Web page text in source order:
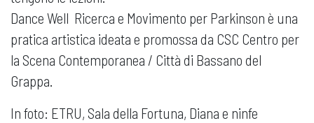
Dance Well Ricerca e Movimento per Parkinson è una
pratica artistica ideata e promossa da CSC Centro per
la Scena Contemporanea / Città di Bassano del
Grappa.
In foto: ETRU, Sala della Fortuna, Diana e ninfe